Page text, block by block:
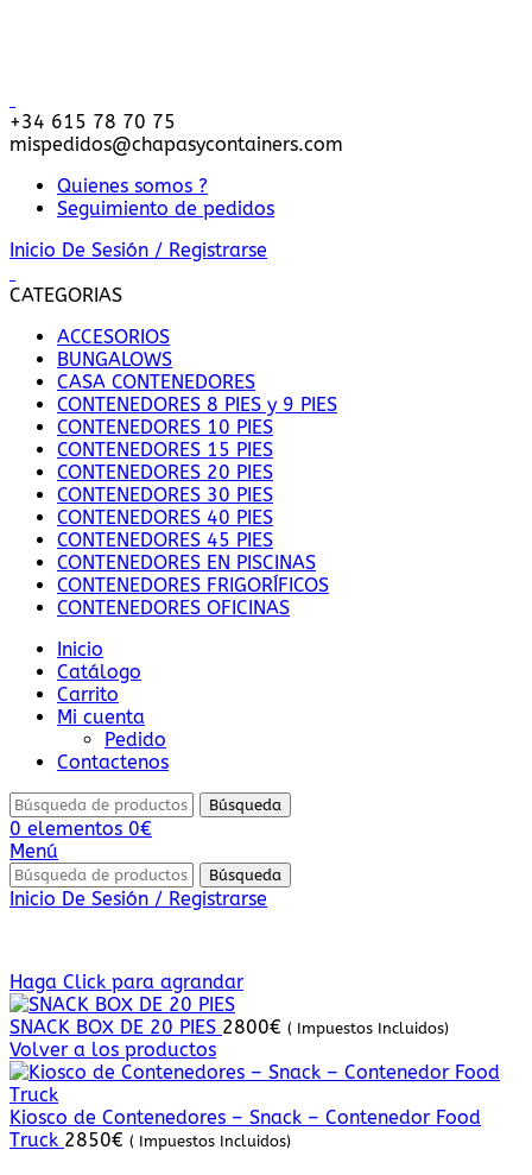
+34 615 78 70 75
mispedidos@chapasycontainers.com
Quienes somos ?
Seguimiento de pedidos
Inicio De Sesión / Registrarse
CATEGORIAS
ACCESORIOS
BUNGALOWS
CASA CONTENEDORES
CONTENEDORES 8 PIES y 9 PIES
CONTENEDORES 10 PIES
CONTENEDORES 15 PIES
CONTENEDORES 20 PIES
CONTENEDORES 30 PIES
CONTENEDORES 40 PIES
CONTENEDORES 45 PIES
CONTENEDORES EN PISCINAS
CONTENEDORES FRIGORÍFICOS
CONTENEDORES OFICINAS
Inicio
Catálogo
Carrito
Mi cuenta
Pedido
Contactenos
Búsqueda
0 elementos 0€
Menú
Búsqueda
Inicio De Sesión / Registrarse
Haga Click para agrandar
SNACK BOX DE 20 PIES 2800€ ( Impuestos Incluidos)
Volver a los productos
Kiosco de Contenedores – Snack – Contenedor Food
Truck 2850€ ( Impuestos Incluidos)